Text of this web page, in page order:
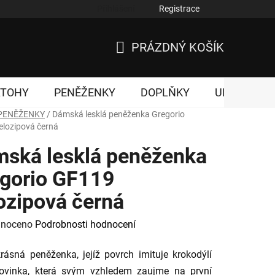
Registrace
KOŠÍK
PRÁZDNÝ KOŠÍK
PENĚŽENKY DOPLŇKY UNISEX
/ Dámská lesklá peněženka Gregorio
černá
lesklá peněženka
GF119
černá
Podrobnosti hodnocení
peněženka, jejíž povrch imituje krokodýlí
která svým vzhledem zaujme na první